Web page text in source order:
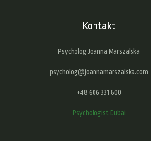
Kontakt
Psycholog Joanna Marszalska
psycholog@joannamarszalska.com
+48 606 331 800
Psychologist Dubai